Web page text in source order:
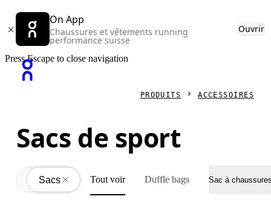
On App
Chaussures et vêtements running
performance suisse
Ouvrir
Press Escape to close navigation
PRODUITS ACCESSOIRES
Sacs de sport
All
Accessoires
Sacs Tout voir Duffle bags Sac à